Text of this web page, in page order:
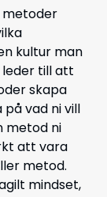
metoder
kultur man
till att
skapa
vad ni vill
metod ni
att vara
metod.
mindset,